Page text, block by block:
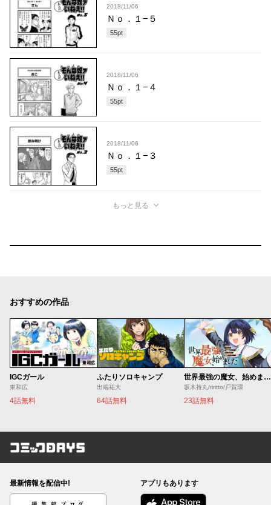
2018/11/06
Ｎｏ．１−５
55pt
2018/11/06
Ｎｏ．１−４
55pt
2018/11/06
Ｎｏ．１−３
55pt
もっと見る
おすすめの作品
IGCガール
東和広
4話無料
ふたりソロキャンプ
出端祐大
64話無料
世界最強の魔女、始めました ～私だけ『攻略サイト』を見れる世界で自由に生きます～
坂木持丸/riritto/戸賀環
23話無料
コミックDAYS
最新情報を配信中!
編集部ブログ
アプリもあります